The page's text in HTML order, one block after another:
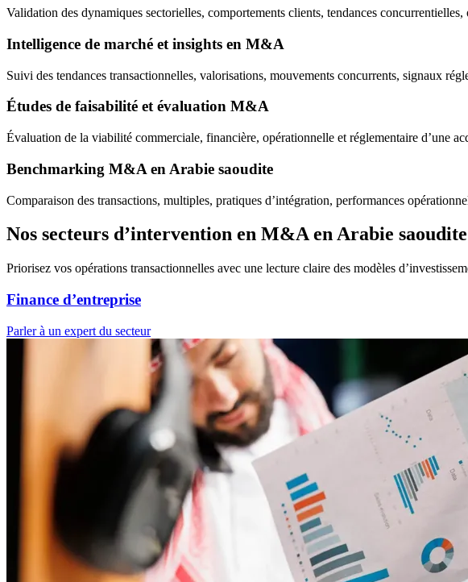
Validation des dynamiques sectorielles, comportements clients, tendances
Intelligence de marché et insights en M&A
Suivi des tendances transactionnelles, valorisations, mouvements concurrents, signaux
Études de faisabilité et évaluation M&A
Évaluation de la viabilité commerciale, financière, opérationnelle et réglementaire d’une
Benchmarking M&A en Arabie saoudite
Comparaison des transactions, multiples, pratiques d’intégration, performances
Nos secteurs d’intervention en M&A en Arabie saoudite
Priorisez vos opérations transactionnelles avec une lecture claire des modèles
Finance d’entreprise
Parler à un expert du secteur